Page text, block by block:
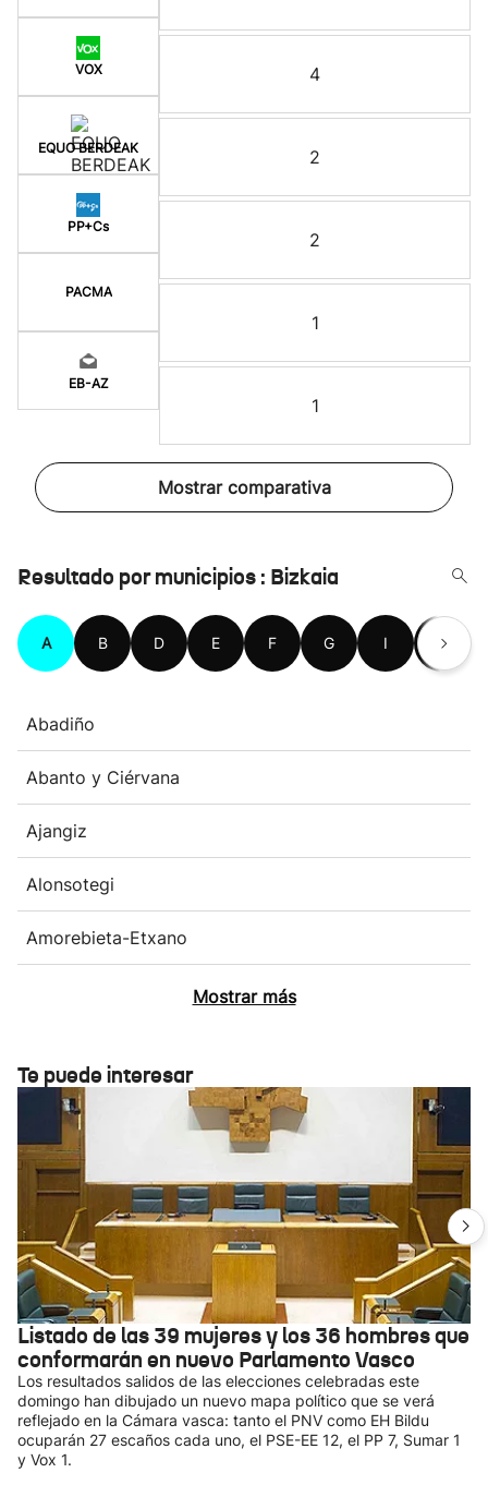
VOX
EQUO BERDEAK
PP+Cs
PACMA
EB-AZ
4
2
2
1
1
Mostrar comparativa
Resultado por municipios : Bizkaia
A B D E F G I K
Abadiño
Abanto y Ciérvana
Ajangiz
Alonsotegi
Amorebieta-Etxano
Mostrar más
Te puede interesar
Listado de las 39 mujeres y los 36 hombres que
conformarán en nuevo Parlamento Vasco
Los resultados salidos de las elecciones celebradas este
domingo han dibujado un nuevo mapa político que se verá
reflejado en la Cámara vasca: tanto el PNV como EH Bildu
ocuparán 27 escaños cada uno, el PSE-EE 12, el PP 7, Sumar 1
y Vox 1.